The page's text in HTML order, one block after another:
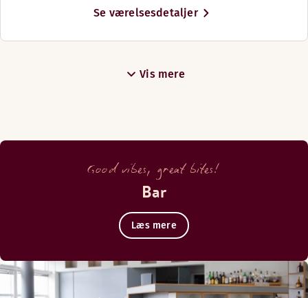
Se værelsesdetaljer
Vis mere
Good vibes, great bites!
Bar
Læs mere